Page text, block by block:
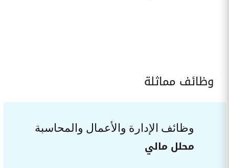
وظائف مماثلة
وظائف الإدارة والأعمال والمحاسبة
محلل مالي